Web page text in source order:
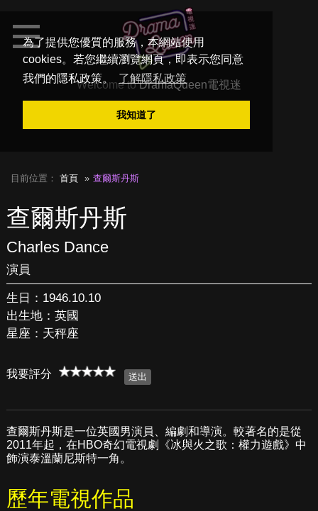
為了提供您優質的服務，本網站使用
cookies。若您繼續瀏覽網頁，即表示您同意
我們的隱私政策。
了解隱私政策
我知道了
Welcome toDramaQueen電視迷
目前位置： 首頁 查爾斯丹斯
查爾斯丹斯
Charles Dance
演員
生日：1946.10.10
出生地：英國
星座：天秤座
我要評分
查爾斯丹斯是一位英國男演員、編劇和導演。較著名的是從
2011年起，在HBO奇幻電視劇《冰與火之歌：權力遊戲》中
飾演泰溫蘭尼斯特一角。
歷年電視作品